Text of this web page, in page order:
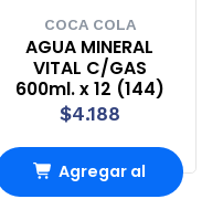
COCA COLA
AGUA MINERAL
VITAL C/GAS
600ml. x 12 (144)
$4.188
Agregar al